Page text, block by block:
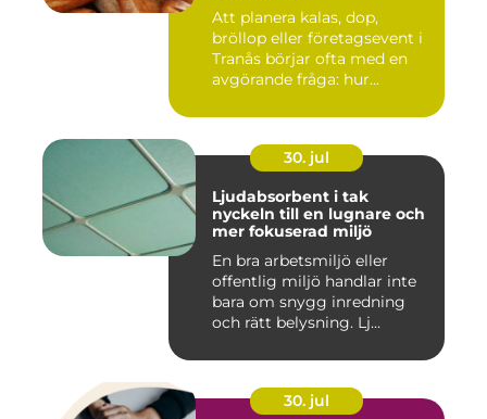
Att planera kalas, dop,
bröllop eller företagsevent i
Tranås börjar ofta med en
avgörande fråga: hur...
30. jul
Ljudabsorbent i tak
nyckeln till en lugnare och
mer fokuserad miljö
En bra arbetsmiljö eller
offentlig miljö handlar inte
bara om snygg inredning
och rätt belysning. Lj...
30. jul